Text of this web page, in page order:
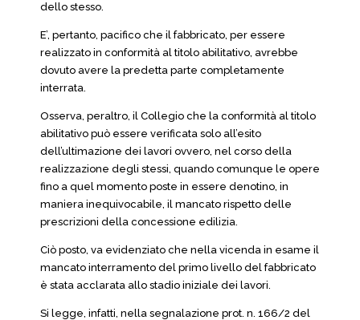
dello stesso.
E’, pertanto, pacifico che il fabbricato, per essere
realizzato in conformità al titolo abilitativo, avrebbe
dovuto avere la predetta parte completamente
interrata.
Osserva, peraltro, il Collegio che la conformità al titolo
abilitativo può essere verificata solo all’esito
dell’ultimazione dei lavori ovvero, nel corso della
realizzazione degli stessi, quando comunque le opere
fino a quel momento poste in essere denotino, in
maniera inequivocabile, il mancato rispetto delle
prescrizioni della concessione edilizia.
Ciò posto, va evidenziato che nella vicenda in esame il
mancato interramento del primo livello del fabbricato
è stata acclarata allo stadio iniziale dei lavori.
Si legge, infatti, nella segnalazione prot. n. 166/2 del